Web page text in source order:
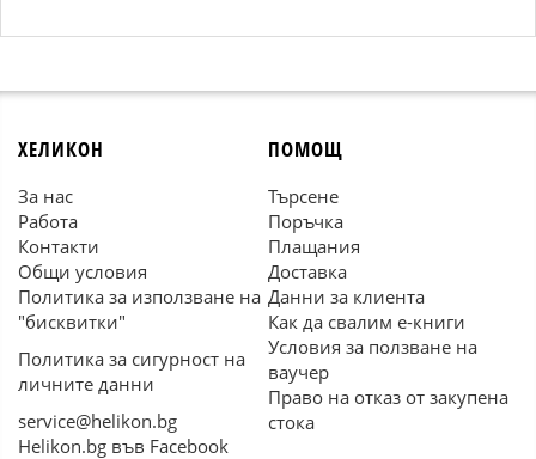
ХЕЛИКОН
За нас
Работа
Контакти
Общи условия
Политика за използване на
"бисквитки"
Политика за сигурност на
личните данни
service@helikon.bg
Helikon.bg във Facebook
ПОМОЩ
Търсене
Поръчка
Плащания
Доставка
Данни за клиента
Как да свалим е-книги
Условия за ползване на
ваучер
Право на отказ от закупена
стока